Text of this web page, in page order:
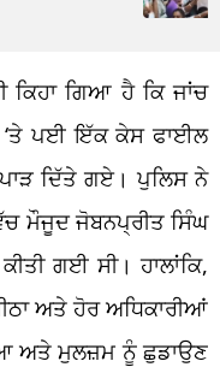
ਕਿਹਾ ਗਿਆ ਹੈ ਕਿ ਜਾਂਚ
‘ਤੇ ਪਈ ਇੱਕ ਕੇਸ ਫਾਈਲ
ਦਿੱਤੇ ਗਏ। ਪੁਲਿਸ ਨੇ
ਮੌਜੂਦ ਜੋਬਨਪ੍ਰੀਤ ਸਿੰਘ
ਗਈ ਸੀ। ਹਾਲਾਂਕਿ,
ਅਤੇ ਹੋਰ ਅਧਿਕਾਰੀਆਂ
ਅਤੇ ਮੁਲਜ਼ਮ ਨੂੰ ਛੁਡਾਉਣ